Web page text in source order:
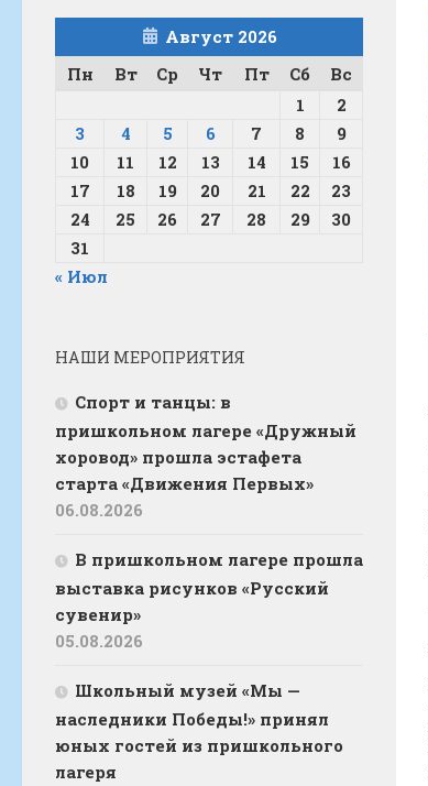
Август 2026
Пн
Вт Ср Чт Пт Сб
Вс
1
2
3
4 5 6 7 8
9
10
11 12 13 14 15
16
17
18 19 20 21 22
23
24
25 26 27 28 29
30
31
« Июл
НАШИ МЕРОПРИЯТИЯ
Спорт и танцы: в
пришкольном лагере «Дружный
хоровод» прошла эстафета
старта «Движения Первых»
06.08.2026
В пришкольном лагере прошла
выставка рисунков «Русский
сувенир»
05.08.2026
Школьный музей «Мы —
наследники Победы!» принял
юных гостей из пришкольного
лагеря